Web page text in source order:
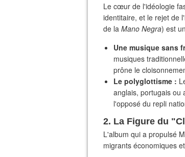
​Le cœur de l'idéologie
identitaire, et le rejet de
de la Mano Negra) est
Une musique sans
musiques
prône le
Le polyglottisme :
anglais, portugais ou
l'opposé du repli
​2. La Figure du
​L'album qui a propulsé
migrants économiques